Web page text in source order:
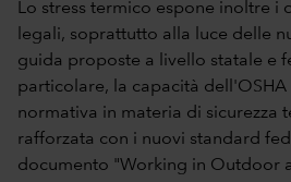
Lo stress termico espone inoltre i
legali, soprattutto alla luce delle
guida proposte a livello statale e
particolare, la capacità
normativa in materia di sicurezza
rafforzata con i nuovi standard
documento "Working in Outdoor